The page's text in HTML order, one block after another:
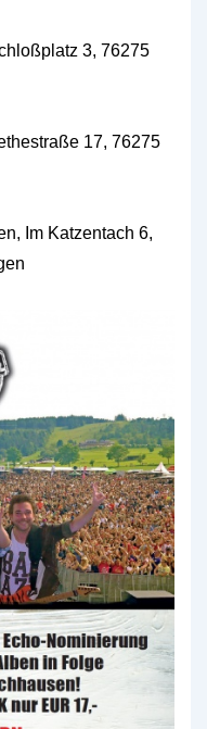
3, 76275
17, 76275
Im Katzentach 6,